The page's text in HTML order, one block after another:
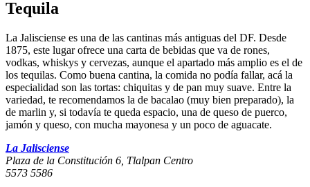
Tequila
La Jalisciense es una de las cantinas más antiguas del DF. Desde
1875, este lugar ofrece una carta de bebidas que va de rones,
vodkas, whiskys y cervezas, aunque el apartado más amplio es el de
los tequilas. Como buena cantina, la comida no podía fallar, acá la
especialidad son las tortas: chiquitas y de pan muy suave. Entre la
variedad, te recomendamos la de bacalao (muy bien preparado), la
de marlin y, si todavía te queda espacio, una de queso de puerco,
jamón y queso, con mucha mayonesa y un poco de aguacate.
La Jalisciense
Plaza de la Constitución 6, Tlalpan Centro
5573 5586